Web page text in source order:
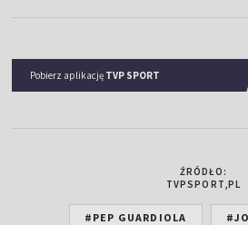
Pobierz aplikację TVP SPORT
ŹRÓDŁO:
TVPSPORT,PL
#PEP GUARDIOLA